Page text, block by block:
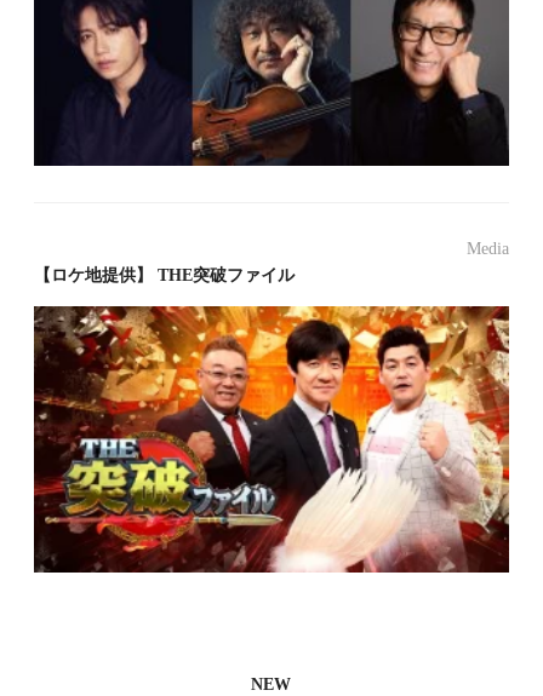
Media
【ロケ地提供】 THE突破ファイル
NEW